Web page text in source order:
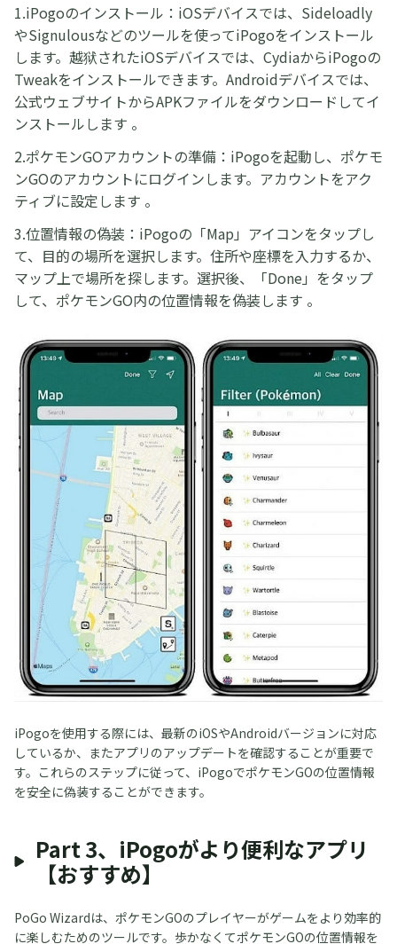
1.iPogoのインストール：iOSデバイスでは、Sideloadly
やSignulousなどのツールを使ってiPogoをインストール
します。越狱されたiOSデバイスでは、CydiaからiPogoの
Tweakをインストールできます。Androidデバイスでは、
公式ウェブサイトからAPKファイルをダウンロードしてイ
ンストールします 。
2.ポケモンGOアカウントの準備：iPogoを起動し、ポケモ
ンGOのアカウントにログインします。アカウントをアク
ティブに設定します 。
3.位置情報の偽装：iPogoの「Map」アイコンをタップし
て、目的の場所を選択します。住所や座標を入力するか、
マップ上で場所を探します。選択後、「Done」をタップ
して、ポケモンGO内の位置情報を偽装します 。
iPogoを使用する際には、最新のiOSやAndroidバージョンに対応
しているか、またアプリのアップデートを確認することが重要で
す。これらのステップに従って、iPogoでポケモンGOの位置情報
を安全に偽装することができます。
Part 3、iPogoがより便利なアプリ
【おすすめ】
PoGo Wizardは、ポケモンGOのプレイヤーがゲームをより効率的
に楽しむためのツールです。歩かなくてポケモンGOの位置情報を